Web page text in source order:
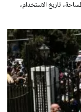
تاريخ الاستخدام،